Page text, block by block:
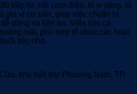
bếp từ, nồi cơm điện, lò vi sóng, tủ
gia vị cơ bản, giúp việc chuẩn bị
dàng và tiện lợi. Villa còn có
mát, phù hợp tổ chức các hoạt
tiệc nhỏ.
khu biệt thự Phương Nam, TP.